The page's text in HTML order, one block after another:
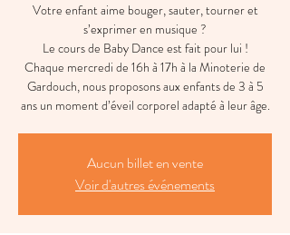
Votre enfant aime bouger, sauter, tourner et
s’exprimer en musique ?
Le cours de Baby Dance est fait pour lui !
Chaque mercredi de 16h à 17h à la Minoterie de
Gardouch, nous proposons aux enfants de 3 à 5
ans un moment d’éveil corporel adapté à leur âge.
Aucun billet en vente
Voir d'autres événements